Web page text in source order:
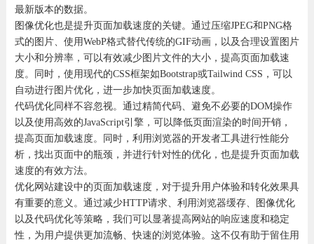
最新版本的数据。
图像优化也是提升页面加载速度的关键。通过压缩JPEG和PNG格
式的图片、使用WebP格式替代传统的GIF动画，以及合理设置图片
大小和分辨率，可以有效减少图片文件的大小，提高页面加载速
度。同时，使用现代的CSS框架如Bootstrap或Tailwind CSS，可以
自动进行图片优化，进一步加快页面加载速度。
代码优化同样不容忽视。通过精简代码、避免不必要的DOM操作
以及使用高效的JavaScript引擎，可以降低页面渲染的时间开销，
提高页面加载速度。同时，利用浏览器的开发者工具进行性能分
析，找出页面中的瓶颈，并进行针对性的优化，也是提升页面加载
速度的有效方法。
优化网站建设中的页面加载速度，对于提升用户体验和转化效果具
有重要的意义。通过减少HTTP请求、利用浏览器缓存、图像优化
以及代码优化等策略，我们可以显著提高网站的响应速度和稳定
性，为用户提供更加流畅、快速的浏览体验。这不仅有助于留住用